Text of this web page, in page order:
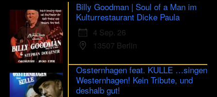
Billy Goodman | Soul of a Man im
Kulturrestaurant Dicke Paula
4 Sep. 26
13507 Berlin
Ossternhagen feat. KULLE …singen
Westernhagen! Kein Tribute, und
deshalb gut!